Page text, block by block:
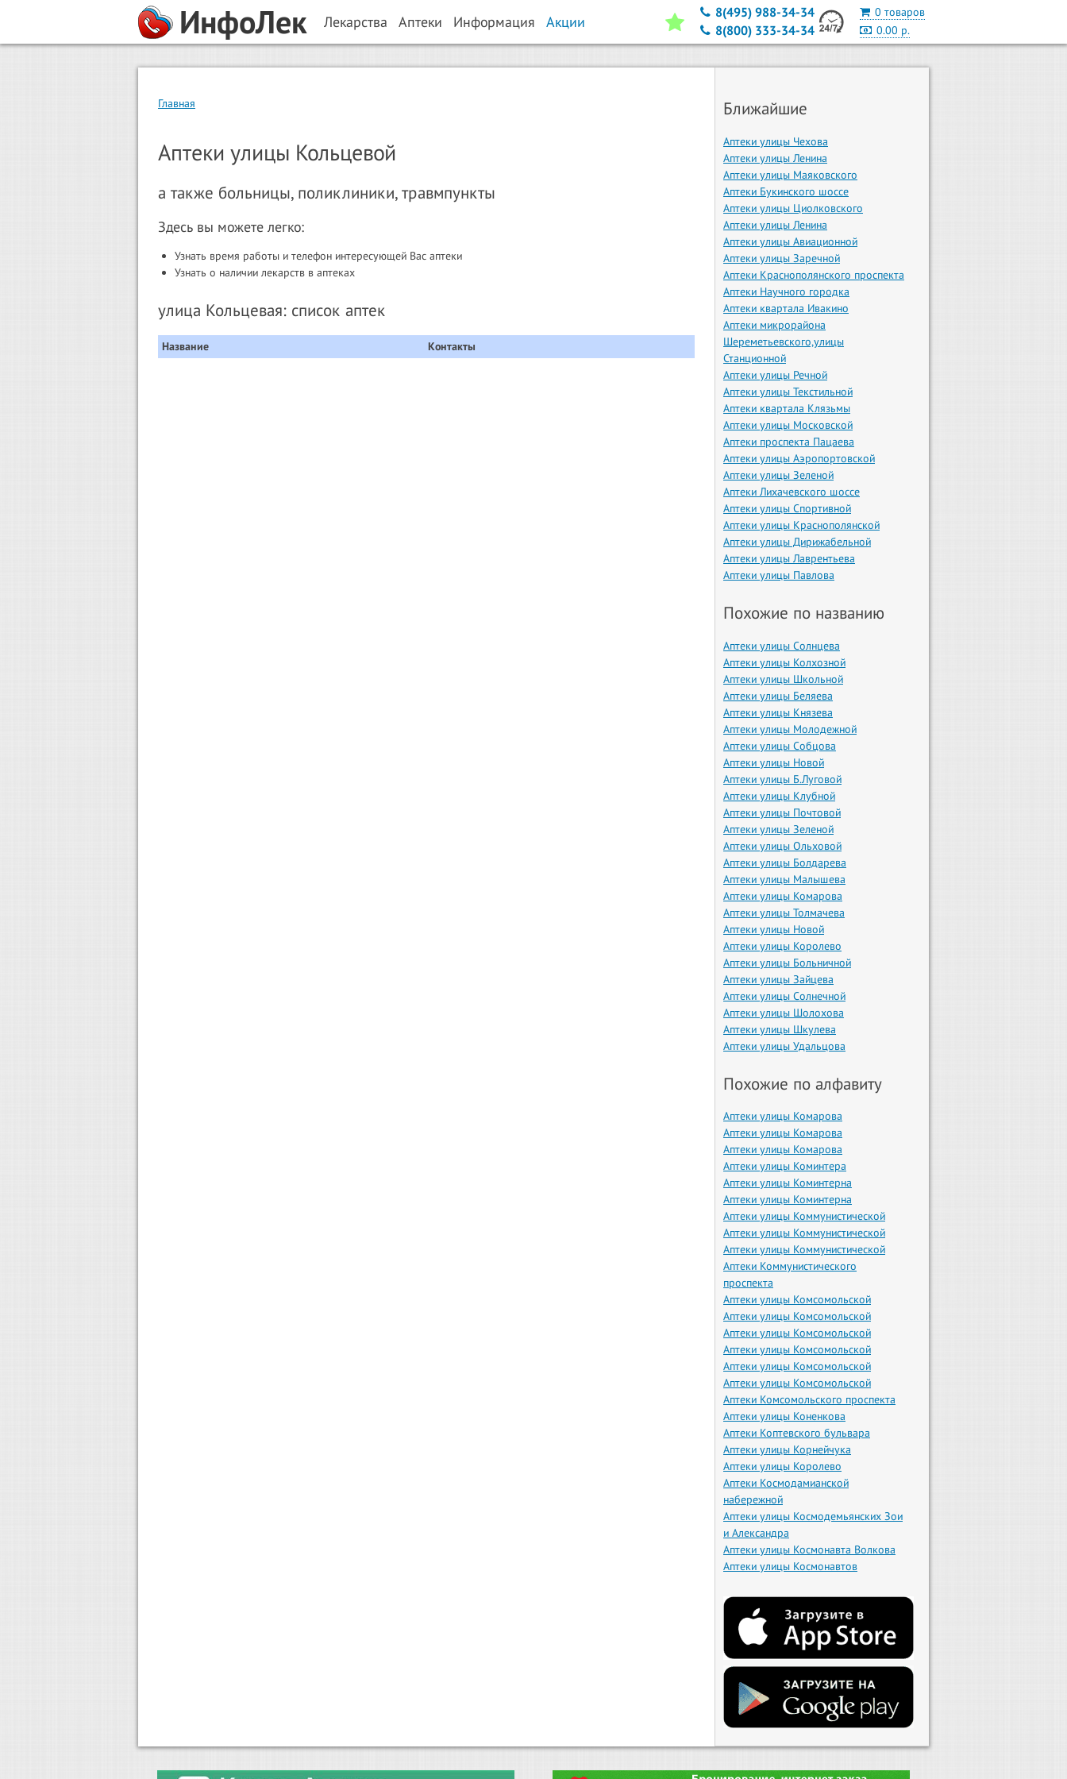
ИнфоЛек Лекарства Аптеки Информация Акции
0 товаров
0.00 р.
8(495) 988-34-34
8(800) 333-34-34
Главная
Аптеки улицы Кольцевой
а также больницы, поликлиники, травмпункты
Здесь вы можете легко:
Узнать время работы и телефон интересующей Вас аптеки
Узнать о наличии лекарств в аптеках
улица Кольцевая: список аптек
Название Контакты
Ближайшие
Аптеки улицы Чехова
Аптеки улицы Ленина
Аптеки улицы Маяковского
Аптеки Букинского шоссе
Аптеки улицы Циолковского
Аптеки улицы Ленина
Аптеки улицы Авиационной
Аптеки улицы Заречной
Аптеки Краснополянского проспекта
Аптеки Научного городка
Аптеки квартала Ивакино
Аптеки микрорайона
Шереметьевского,улицы
Станционной
Аптеки улицы Речной
Аптеки улицы Текстильной
Аптеки квартала Клязьмы
Аптеки улицы Московской
Аптеки проспекта Пацаева
Аптеки улицы Аэропортовской
Аптеки улицы Зеленой
Аптеки Лихачевского шоссе
Аптеки улицы Спортивной
Аптеки улицы Краснополянской
Аптеки улицы Дирижабельной
Аптеки улицы Лаврентьева
Аптеки улицы Павлова
Похожие по названию
Аптеки улицы Солнцева
Аптеки улицы Колхозной
Аптеки улицы Школьной
Аптеки улицы Беляева
Аптеки улицы Князева
Аптеки улицы Молодежной
Аптеки улицы Собцова
Аптеки улицы Новой
Аптеки улицы Б.Луговой
Аптеки улицы Клубной
Аптеки улицы Почтовой
Аптеки улицы Зеленой
Аптеки улицы Ольховой
Аптеки улицы Болдарева
Аптеки улицы Малышева
Аптеки улицы Комарова
Аптеки улицы Толмачева
Аптеки улицы Новой
Аптеки улицы Королево
Аптеки улицы Больничной
Аптеки улицы Зайцева
Аптеки улицы Солнечной
Аптеки улицы Шолохова
Аптеки улицы Шкулева
Аптеки улицы Удальцова
Похожие по алфавиту
Аптеки улицы Комарова
Аптеки улицы Комарова
Аптеки улицы Комарова
Аптеки улицы Коминтера
Аптеки улицы Коминтерна
Аптеки улицы Коминтерна
Аптеки улицы Коммунистической
Аптеки улицы Коммунистической
Аптеки улицы Коммунистической
Аптеки Коммунистического
проспекта
Аптеки улицы Комсомольской
Аптеки улицы Комсомольской
Аптеки улицы Комсомольской
Аптеки улицы Комсомольской
Аптеки улицы Комсомольской
Аптеки улицы Комсомольской
Аптеки Комсомольского проспекта
Аптеки улицы Коненкова
Аптеки Коптевского бульвара
Аптеки улицы Корнейчука
Аптеки улицы Королево
Аптеки Космодамианской
набережной
Аптеки улицы Космодемьянских Зои
и Александра
Аптеки улицы Космонавта Волкова
Аптеки улицы Космонавтов